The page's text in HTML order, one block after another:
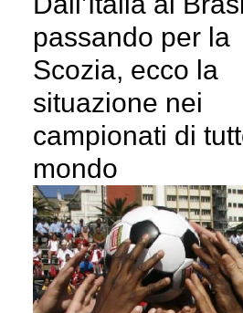
passando per la
Scozia, ecco la
situazione nei
campionati di
mondo